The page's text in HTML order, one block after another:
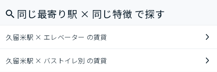
同じ最寄り駅 × 同じ特徴 で探す
久留米駅 × エレベーター の賃貸
久留米駅 × バストイレ別 の賃貸